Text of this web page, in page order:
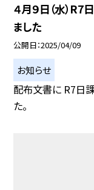
４月９日（水）
ました
公開日 2025/04/09
お知らせ
配布文書に R7日
た。